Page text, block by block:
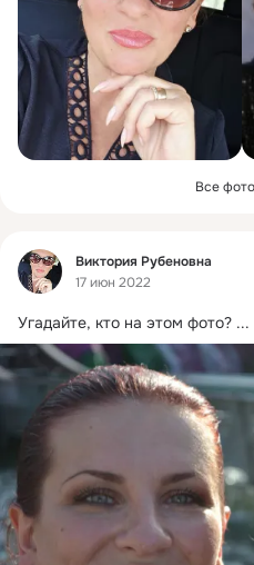
Все
Фид
Виктория Рубеновна
17 июн 2022
Угадайте, кто на этом фото? ...